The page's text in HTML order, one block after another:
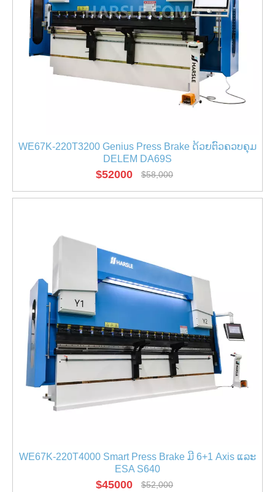
WE67K-220T3200 Genius Press Brake ດ້ວຍຕົວຄວບຄຸມ
DELEM DA69S
$52000 $58,000
WE67K-220T4000 Smart Press Brake ມີ 6+1 Axis ແລະ
ESA S640
$45000 $52,000